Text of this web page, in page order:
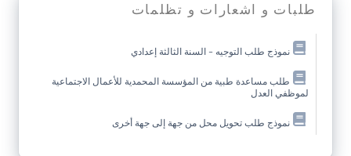
طلبات و اشعارات و تظلمات
نموذج طلب التوجيه – السنة الثالثة إعدادي
طلب مساعدة طبية من المؤسسة المحمدية للأعمال الاجتماعية
لموظفي العدل
نموذج طلب تحويل محل من جهة إلى جهة أخرى